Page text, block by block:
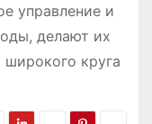
управление и
делают их
круга